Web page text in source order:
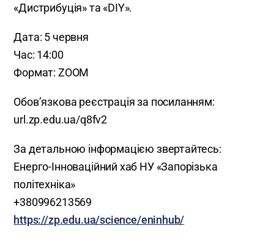
«Дистрибуція» та «DIY».
Дата: 5 червня
Час: 14:00
Формат: ZOOM
Обовʼязкова реєстрація за посиланням:
url.zp.edu.ua/q8fv2
За детальною інформацією звертайтесь:
Енерго-Інноваційний хаб НУ «Запорізька
політехніка»
+380996213569
https://zp.edu.ua/science/eninhub/